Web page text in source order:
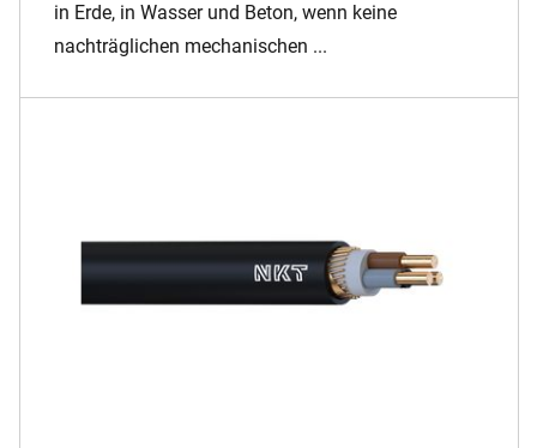
in Erde, in Wasser und Beton, wenn keine
nachträglichen mechanischen ...